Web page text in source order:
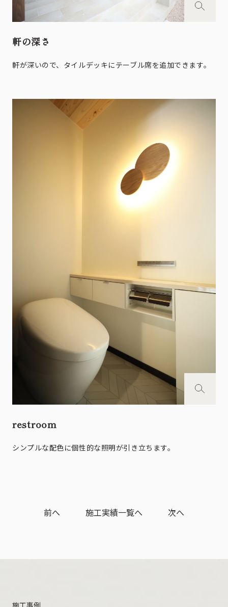
軒の深さ
軒が深いので、タイルデッキにテーブル席を追加できます。
restroom
シンプルな配色に個性的な照明が引き立ちます。
前へ 施工実績一覧へ 次へ
施工事例